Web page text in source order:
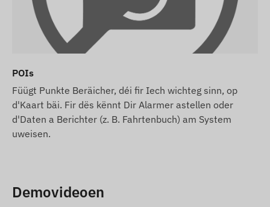
POIs
Füügt Punkte Beräicher, déi fir Iech wichteg sinn, op
d'Kaart bäi. Fir dës kënnt Dir Alarmer astellen oder
d'Daten a Berichter (z. B. Fahrtenbuch) am System
uweisen.
Demovideoen